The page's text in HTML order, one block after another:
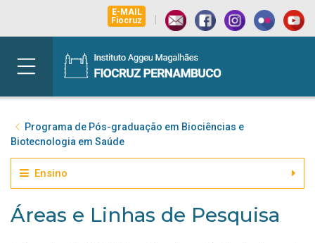
E-MAIL
Fiocruz
|
Programa de Pós-graduação em Biociências e
Biotecnologia em Saúde
Ensino
Áreas e Linhas de Pesquisa